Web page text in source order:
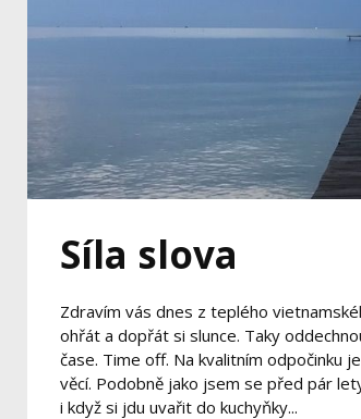
Síla slova
Zdravím vás dnes z teplého
ohřát a dopřát si slunce. Taky
čase. Time off. Na kvalitním odpočinku
věcí. Podobně jako jsem se před pár
i když si jdu uvařit do kuchyňky...